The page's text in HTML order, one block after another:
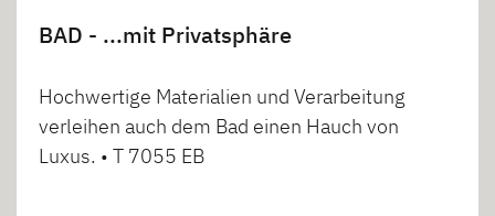
BAD - ...mit Privatsphäre
Hochwertige Materialien und Verarbeitung
verleihen auch dem Bad einen Hauch von
Luxus. • T 7055 EB